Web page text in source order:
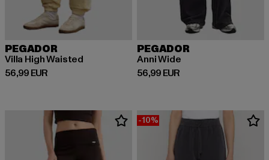
PEGADOR
Villa High Waisted
56,99 EUR
Ajankohtainen hinta: 56,99 EUR
PEGADOR
Anni Wide
56,99 EUR
Ajankohtainen hinta: 56,99 EUR
-10%